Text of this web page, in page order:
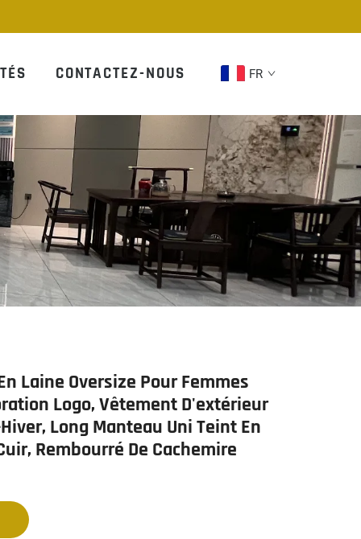
CONTACTEZ-NOUS FR
Laine Oversize Pour Femmes
Logo, Vêtement D'extérieur
Long Manteau Uni Teint En
Rembourré De Cachemire